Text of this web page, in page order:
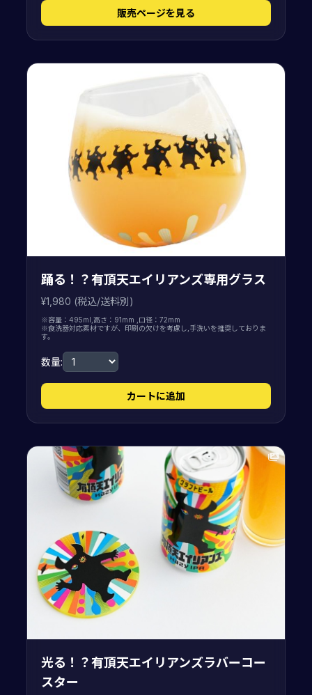
販売ページを見る
踊る！？有頂天エイリアンズ専用グラス
¥1,980 (税込/送料別)
※容量：495ml,高さ：91mm ,口径：72mm
※食洗器対応素材ですが、印刷の欠けを考慮し,手洗いを推奨しておりま
す。
数量:
カートに追加
光る！？有頂天エイリアンズラバーコー
スター